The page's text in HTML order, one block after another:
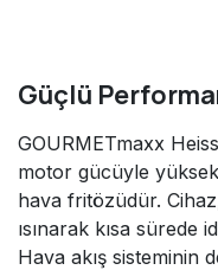
Güçlü
GOURMETmaxx
motor gücüyle
hava fritözüdür.
ısınarak kısa sürede
Hava akış sisteminin